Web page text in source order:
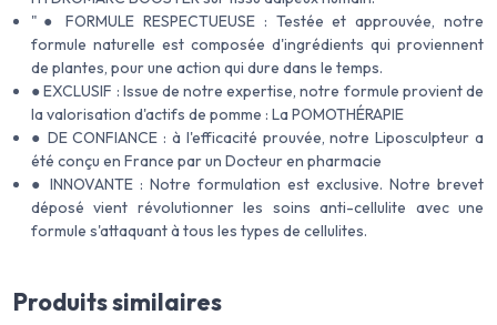
"● FORMULE RESPECTUEUSE : Testée et approuvée, notre
formule naturelle est composée d'ingrédients qui proviennent
de plantes, pour une action qui dure dans le temps.
● EXCLUSIF : Issue de notre expertise, notre formule provient de
la valorisation d'actifs de pomme : La POMOTHÉRAPIE
● DE CONFIANCE : à l'efficacité prouvée, notre Liposculpteur a
été conçu en France par un Docteur en pharmacie
● INNOVANTE : Notre formulation est exclusive. Notre brevet
déposé vient révolutionner les soins anti-cellulite avec une
formule s'attaquant à tous les types de cellulites.
Produits similaires